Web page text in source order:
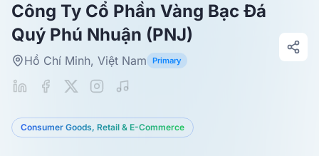
Công Ty Cổ Phần Vàng Bạc Đá
Quý Phú Nhuận (PNJ)
Hồ Chí Minh, Việt Nam Primary
Consumer Goods, Retail & E-Commerce